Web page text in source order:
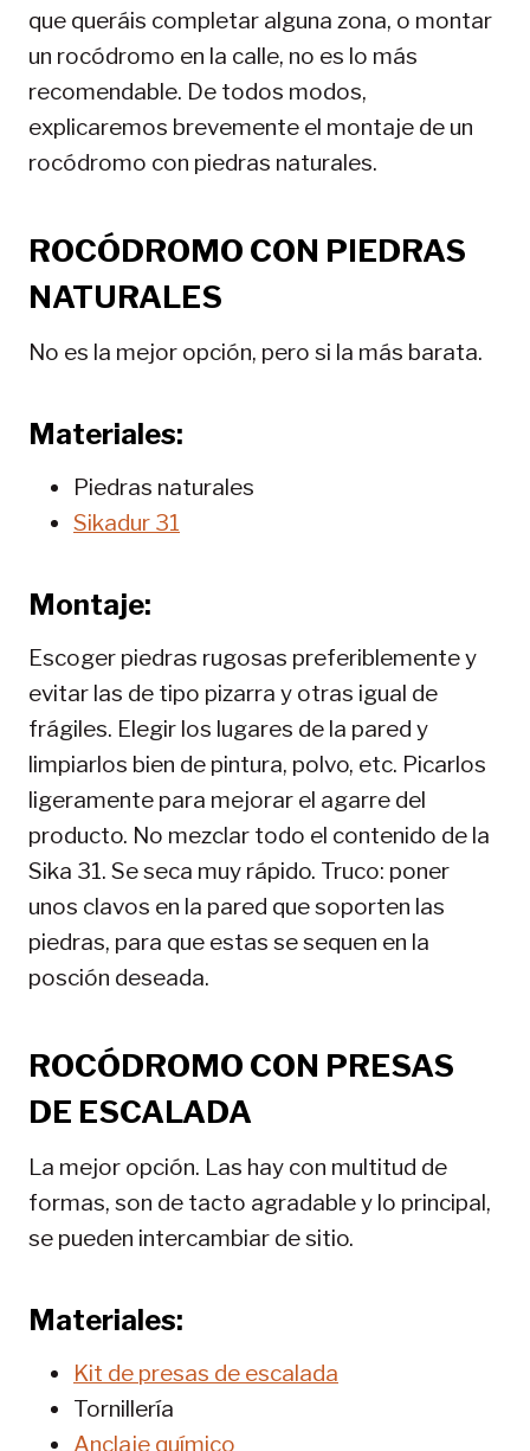
que queráis completar alguna zona, o montar
un rocódromo en la calle, no es lo más
recomendable. De todos modos,
explicaremos brevemente el montaje de un
rocódromo con piedras naturales.
ROCÓDROMO CON PIEDRAS
NATURALES
No es la mejor opción, pero si la más barata.
Materiales:
Piedras naturales
Sikadur 31
Montaje:
Escoger piedras rugosas preferiblemente y
evitar las de tipo pizarra y otras igual de
frágiles. Elegir los lugares de la pared y
limpiarlos bien de pintura, polvo, etc. Picarlos
ligeramente para mejorar el agarre del
producto. No mezclar todo el contenido de la
Sika 31. Se seca muy rápido. Truco: poner
unos clavos en la pared que soporten las
piedras, para que estas se sequen en la
posción deseada.
ROCÓDROMO CON PRESAS
DE ESCALADA
La mejor opción. Las hay con multitud de
formas, son de tacto agradable y lo principal,
se pueden intercambiar de sitio.
Materiales:
Kit de presas de escalada
Tornillería
Anclaje químico